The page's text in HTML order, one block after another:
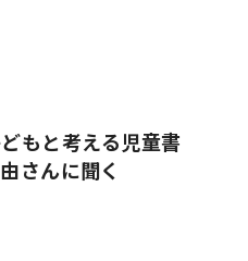
もと考える児童書
さんに聞く